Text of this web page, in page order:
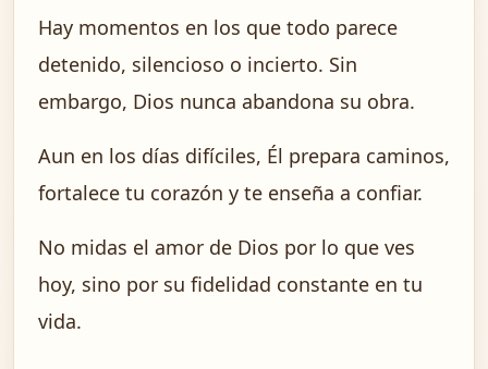
Hay momentos en los que todo parece
detenido, silencioso o incierto. Sin
embargo, Dios nunca abandona su obra.
Aun en los días difíciles, Él prepara caminos,
fortalece tu corazón y te enseña a confiar.
No midas el amor de Dios por lo que ves
hoy, sino por su fidelidad constante en tu
vida.